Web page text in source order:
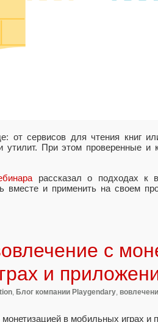
от сервисов для чтения книг
утилит. При этом проверенные и
рассказал о подходах к
вместе и применить на своем
с
и
, Блог компании Playgendary,